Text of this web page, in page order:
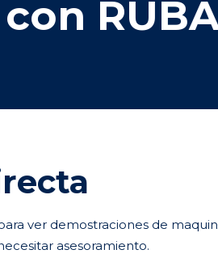
ver demostraciones de
asesoramiento.